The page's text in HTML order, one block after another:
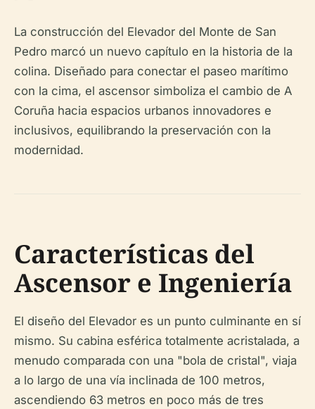
La construcción del Elevador del Monte de San
Pedro marcó un nuevo capítulo en la historia de la
colina. Diseñado para conectar el paseo marítimo
con la cima, el ascensor simboliza el cambio de A
Coruña hacia espacios urbanos innovadores e
inclusivos, equilibrando la preservación con la
modernidad.
Características del
Ascensor e Ingeniería
El diseño del Elevador es un punto culminante en sí
mismo. Su cabina esférica totalmente acristalada, a
menudo comparada con una "bola de cristal", viaja
a lo largo de una vía inclinada de 100 metros,
ascendiendo 63 metros en poco más de tres